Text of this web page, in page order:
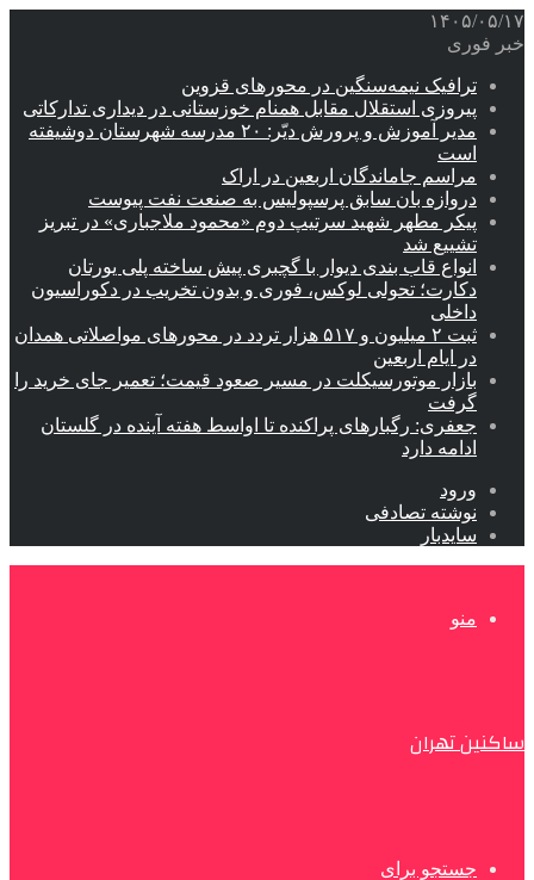
۱۴۰۵/۰۵/۱۷
خبر فوری
ترافیک نیمه‌سنگین در محورهای قزوین
پیروزی استقلال مقابل همنام خوزستانی در دیداری تدارکاتی
مدیر آموزش و پرورش دیّر: ۲۰ مدرسه شهرستان دوشیفته
است
مراسم جاماندگان اربعین در اراک
دروازه بان سابق پرسپولیس به صنعت نفت پیوست
پیکر مطهر شهید سرتیپ دوم «محمود ملاجباری» در تبریز
تشییع شد
انواع قاب بندی دیوار با گچبری پیش ساخته پلی یورتان
دکارت؛ تحولی لوکس، فوری و بدون تخریب در دکوراسیون
داخلی
ثبت ۲ میلیون و ۵۱۷ هزار تردد در محورهای مواصلاتی همدان
در ایام اربعین
بازار موتورسیکلت در مسیر صعود قیمت؛ تعمیر جای خرید را
گرفت
جعفری: رگبارهای پراکنده تا اواسط هفته آینده در گلستان
ادامه دارد
ورود
نوشته تصادفی
سایدبار
منو
ساکنین تهران
جستجو برای